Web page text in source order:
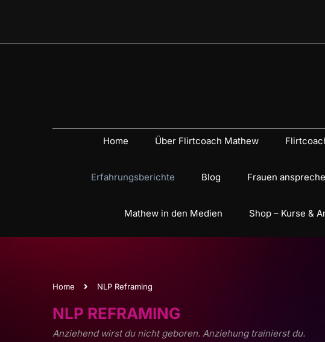
Home Über Flirtcoach Mathew
Erfahrungsberichte Blog Frauen
Mathew in den Medien Shop – Kurse &
Home NLP Reframing
NLP REFRAMING
Anziehend wirst du nicht geboren. Anziehung trainierst du.